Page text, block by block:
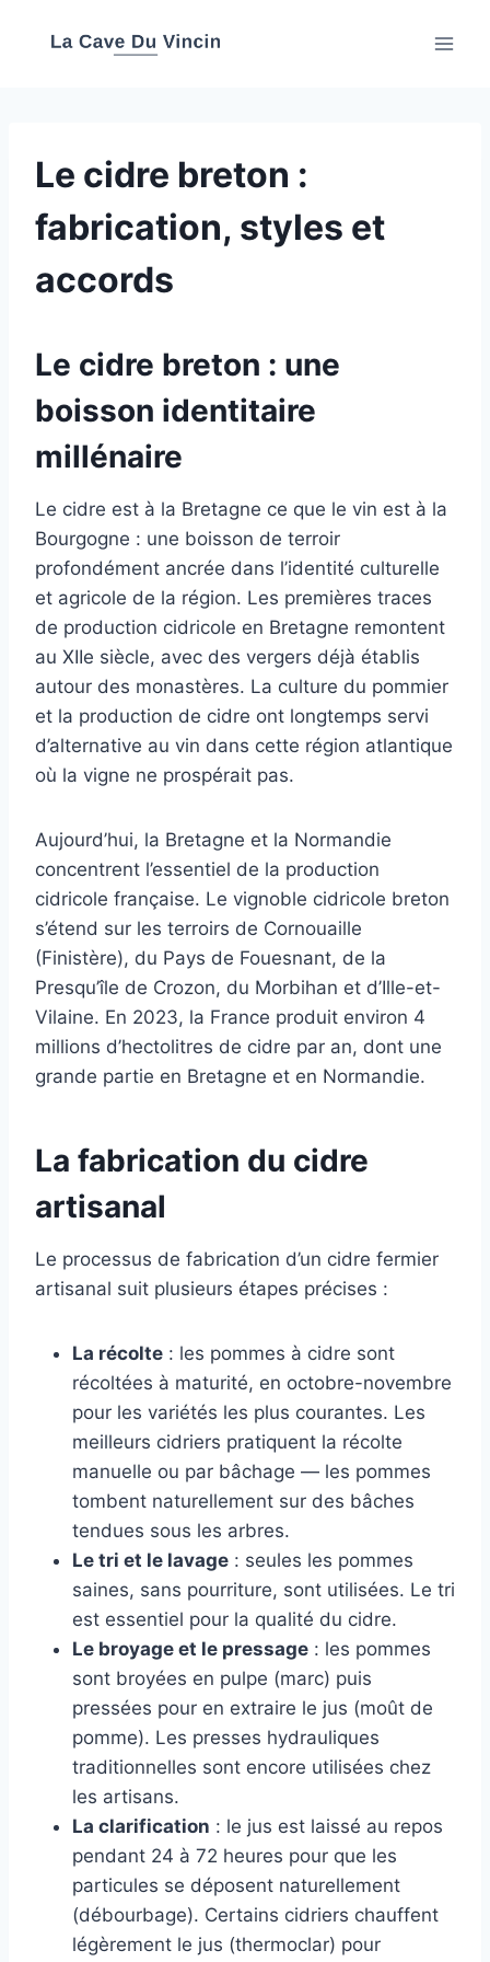
Le cidre breton :
fabrication, styles et
accords
Le cidre breton : une
boisson identitaire
millénaire
Le cidre est à la Bretagne ce que le vin est à la
Bourgogne : une boisson de terroir
profondément ancrée dans l’identité culturelle
et agricole de la région. Les premières traces
de production cidricole en Bretagne remontent
au XIIe siècle, avec des vergers déjà établis
autour des monastères. La culture du pommier
et la production de cidre ont longtemps servi
d’alternative au vin dans cette région atlantique
où la vigne ne prospérait pas.
Aujourd’hui, la Bretagne et la Normandie
concentrent l’essentiel de la production
cidricole française. Le vignoble cidricole breton
s’étend sur les terroirs de Cornouaille
(Finistère), du Pays de Fouesnant, de la
Presqu’île de Crozon, du Morbihan et d’Ille-et-
Vilaine. En 2023, la France produit environ 4
millions d’hectolitres de cidre par an, dont une
grande partie en Bretagne et en Normandie.
La fabrication du cidre
artisanal
Le processus de fabrication d’un cidre fermier
artisanal suit plusieurs étapes précises :
La récolte : les pommes à cidre sont
récoltées à maturité, en octobre-novembre
pour les variétés les plus courantes. Les
meilleurs cidriers pratiquent la récolte
manuelle ou par bâchage — les pommes
tombent naturellement sur des bâches
tendues sous les arbres.
Le tri et le lavage : seules les pommes
saines, sans pourriture, sont utilisées. Le tri
est essentiel pour la qualité du cidre.
Le broyage et le pressage : les pommes
sont broyées en pulpe (marc) puis
pressées pour en extraire le jus (moût de
pomme). Les presses hydrauliques
traditionnelles sont encore utilisées chez
les artisans.
La clarification : le jus est laissé au repos
pendant 24 à 72 heures pour que les
particules se déposent naturellement
(débourbage). Certains cidriers chauffent
légèrement le jus (thermoclar) pour